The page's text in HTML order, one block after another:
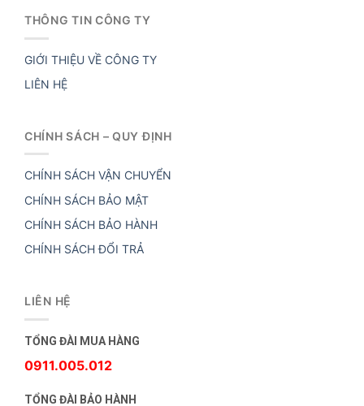
THÔNG TIN CÔNG TY
GIỚI THIỆU VỀ CÔNG TY
LIÊN HỆ
CHÍNH SÁCH – QUY ĐỊNH
CHÍNH SÁCH VẬN CHUYỂN
CHÍNH SÁCH BẢO MẬT
CHÍNH SÁCH BẢO HÀNH
CHÍNH SÁCH ĐỔI TRẢ
LIÊN HỆ
TỔNG ĐÀI MUA HÀNG
0911.005.012
TỔNG ĐÀI BẢO HÀNH